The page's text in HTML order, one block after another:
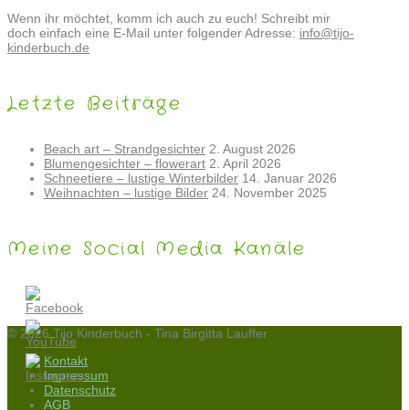
Wenn ihr möchtet, komm ich auch zu euch! Schreibt mir
doch einfach eine E-Mail unter folgender Adresse: info@tijo-
kinderbuch.de
Letzte Beiträge
Beach art – Strandgesichter 2. August 2026
Blumengesichter – flowerart 2. April 2026
Schneetiere – lustige Winterbilder 14. Januar 2026
Weihnachten – lustige Bilder 24. November 2025
Meine Social Media Kanäle
© 2026 Tijo Kinderbuch - Tina Birgitta Lauffer
Kontakt
Impressum
Datenschutz
AGB